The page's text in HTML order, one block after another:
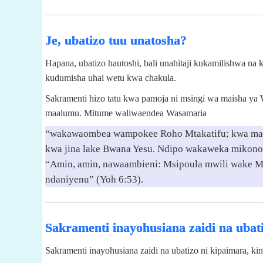
Je, ubatizo tuu unatosha?
Hapana, ubatizo hautoshi, bali unahitaji kukamilishwa na
kudumisha uhai wetu kwa chakula.
Sakramenti hizo tatu kwa pamoja ni msingi wa maisha
maalumu. Mitume waliwaendea Wasamaria
“wakawaombea wampokee Roho Mtakatifu; kwa
kwa jina lake Bwana Yesu. Ndipo wakaweka
“Amin, amin, nawaambieni: Msipoula mwili wake
ndaniyenu” (Yoh 6:53).
Sakramenti inayohusiana zaidi na
Sakramenti inayohusiana zaidi na ubatizo ni kipaimara,